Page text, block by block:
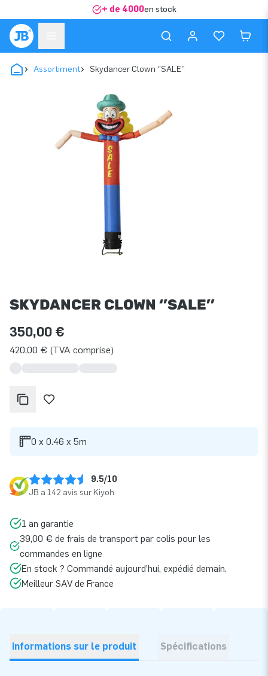
+ de 4000en stock
Assortiment Skydancer Clown ‘’SALE’’
SKYDANCER CLOWN ‘’SALE’’
350,00 €
420,00 € (TVA comprise)
0 x 0.46 x 5m
9.5/10
JB a 142 avis sur Kiyoh
1 an garantie
39,00 € de frais de transport par colis pour les
commandes en ligne
En stock ? Commandé aujourd’hui, expédié demain.
Meilleur SAV de France
Informations sur le produit Spécifications